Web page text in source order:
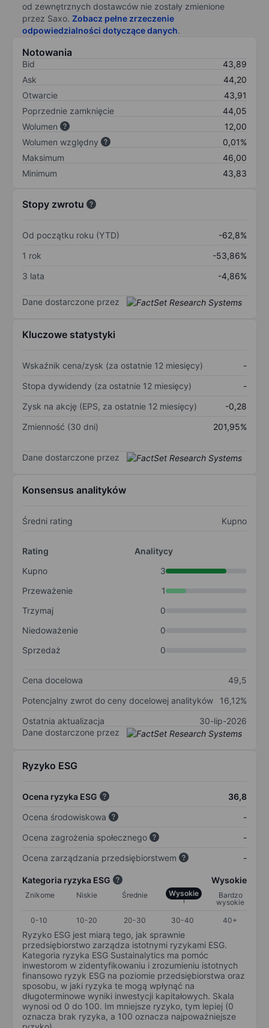
od zewnętrznych dostawców nie zostały zmienione
przez Saxo. Zobacz pełne zrzeczenie
odpowiedzialności dotyczące danych.
Notowania
Bid
43,89
Ask
44,20
Otwarcie
43,91
Poprzednie zamknięcie
44,05
Wolumen
12,00
Wolumen względny
0,01%
Maksimum
46,00
Minimum
43,83
Stopy zwrotu
Od początku roku (YTD)
-62,8%
1 rok
-53,86%
3 lata
-4,86%
Dane dostarczone przez
Kluczowe statystyki
Wskaźnik cena/zysk (za ostatnie 12 miesięcy)
-
Stopa dywidendy (za ostatnie 12 miesięcy)
-
Zysk na akcję (EPS, za ostatnie 12 miesięcy)
-0,28
Zmienność (30 dni)
201,95%
Dane dostarczone przez
Konsensus analityków
Średni rating Kupno
Rating
Analitycy
Kupno
3
Przeważenie
1
Trzymaj
0
Niedoważenie
0
Sprzedaż
0
Cena docelowa
49,5
Potencjalny zwrot do ceny docelowej analityków
16,12%
Ostatnia aktualizacja
30-lip-2026
Dane dostarczone przez
Ryzyko ESG
Ocena ryzyka ESG
36,8
Ocena środowiskowa
-
Ocena zagrożenia społecznego
-
Ocena zarządzania przedsiębiorstwem
-
Kategoria ryzyka ESG Wysokie
Znikome Niskie Średnie Wysokie
Bardzo
wysokie
0-10
10-20 20-30 30-40 40+
Ryzyko ESG jest miarą tego, jak sprawnie
przedsiębiorstwo zarządza istotnymi ryzykami ESG.
Kategoria ryzyka ESG Sustainalytics ma pomóc
inwestorom w zidentyfikowaniu i zrozumieniu istotnych
finansowo ryzyk ESG na poziomie przedsiębiorstwa oraz
sposobu, w jaki ryzyka te mogą wpłynąć na
długoterminowe wyniki inwestycji kapitałowych. Skala
wynosi od 0 do 100. Im mniejsze ryzyko, tym lepiej (0
oznacza brak ryzyka, a 100 oznacza najpoważniejsze